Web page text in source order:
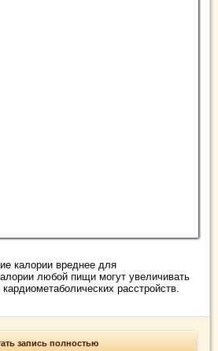
калории вреднее для
любой пищи могут увеличивать
расстройств.
запись полностью